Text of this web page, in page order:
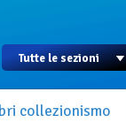
collezionismo